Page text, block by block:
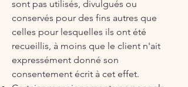
sont pas utilisés, divulgués ou
conservés pour des fins autres que
celles pour lesquelles ils ont été
recueillis, à moins que le client n'ait
expressément donné son
consentement écrit à cet effet.